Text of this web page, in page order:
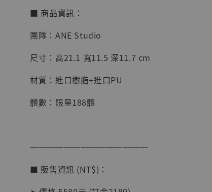
加入購物車
■ 商品資訊：
團隊：ANE Studio
尺寸：高21.1 寬11.5 深11.7 cm
材質：進口樹脂+進口PU
體數：限量188體
──────────────
■ 販售資訊 (NT$)：